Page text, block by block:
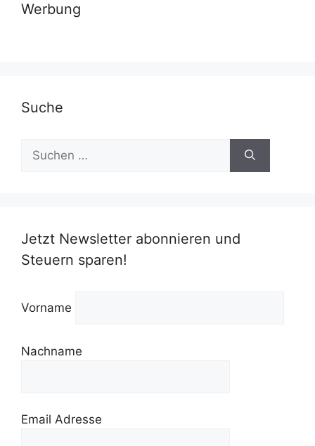
Werbung
Suche
Suchen
nach:
Jetzt Newsletter abonnieren und
Steuern sparen!
Vorname
Nachname
Email Adresse